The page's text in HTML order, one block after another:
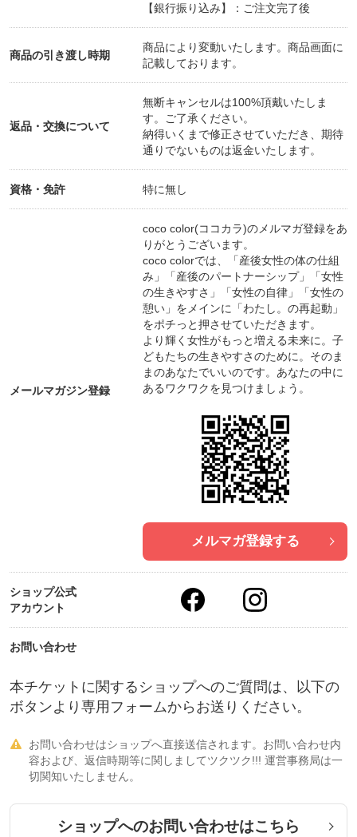
【銀行振り込み】：ご注文完了後
商品の引き渡し時期
商品により変動いたします。商品画面に
記載しております。
返品・交換について
無断キャンセルは100%頂戴いたしま
す。ご了承ください。
納得いくまで修正させていただき、期待
通りでないものは返金いたします。
資格・免許 特に無し
メールマガジン登録
coco color(ココカラ)のメルマガ登録をあ
りがとうございます。
coco colorでは、「産後女性の体の仕組
み」「産後のパートナーシップ」「女性
の生きやすさ」「女性の自律」「女性の
憩い」をメインに「わたし。の再起動」
をポチっと押させていただきます。
より輝く女性がもっと増える未来に。子
どもたちの生きやすさのために。そのま
まのあなたでいいのです。あなたの中に
あるワクワクを見つけましょう。
メルマガ登録する
ショップ公式
アカウント
お問い合わせ
本チケットに関するショップへのご質問は、以下の
ボタンより専用フォームからお送りください。

お問い合わせはショップへ直接送信されます。お問い合わせ内
容および、返信時期等に関しましてツクツク!!! 運営事務局は一
切関知いたしません。
ショップへのお問い合わせはこちら